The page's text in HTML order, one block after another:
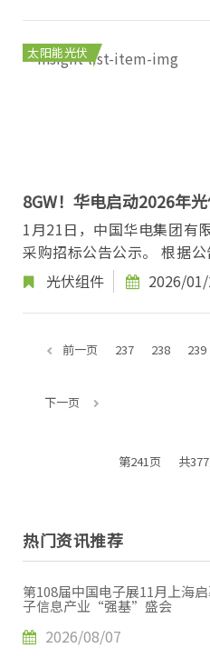
太阳能光伏
8GW！华电启动2026年
占比75%
1月21日，中国华电集团有
采购招标公告公示。 根据
组件框架、N型常规组件框
光伏组件 2026/
前一页 237 238 239
下一页
第241页 共
热门资讯推荐
第108届中国电子展11月上海
子信息产业“强基”盛会
2026/08/07